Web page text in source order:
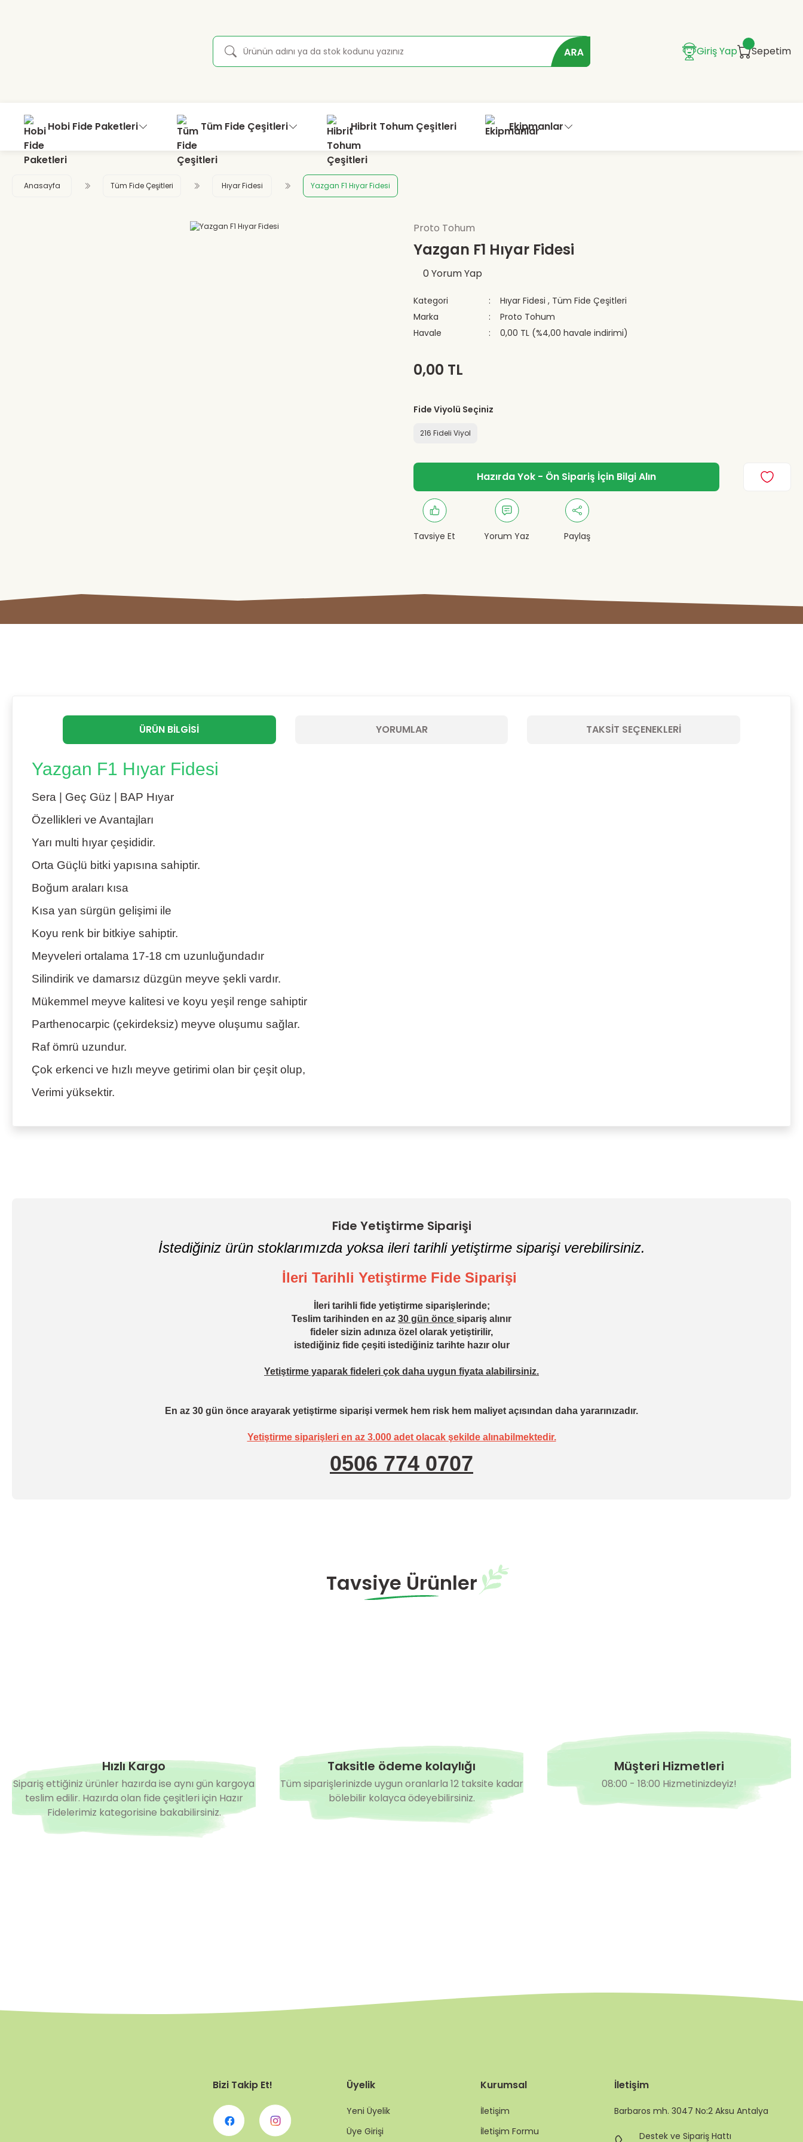
Giriş Yap Sepetim
Hobi Fide Paketleri Tüm Fide Çeşitleri Hibrit Tohum Çeşitleri Ekipmanlar
Anasayfa Tüm Fide Çeşitleri Hıyar Fidesi Yazgan F1 Hıyar Fidesi
Proto Tohum
Yazgan F1 Hıyar Fidesi
0 Yorum Yap
Kategori Hıyar Fidesi , Tüm Fide Çeşitleri
Marka
Proto Tohum
Havale
0,00 TL (%4,00 havale indirimi)
0,00 TL
Fide Viyolü Seçiniz
216 Fideli Viyol
Hazırda Yok - Ön Sipariş İçin Bilgi Alın
Tavsiye Et Yorum Yaz Paylaş
ÜRÜN BILGISI YORUMLAR TAKSIT SEÇENEKLERI
Yazgan F1 Hıyar Fidesi
Sera | Geç Güz | BAP Hıyar
Özellikleri ve Avantajları
Yarı multi hıyar çeşididir.
Orta Güçlü bitki yapısına sahiptir.
Boğum araları kısa
Kısa yan sürgün gelişimi ile
Koyu renk bir bitkiye sahiptir.
Meyveleri ortalama 17-18 cm uzunluğundadır
Silindirik ve damarsız düzgün meyve şekli vardır.
Mükemmel meyve kalitesi ve koyu yeşil renge sahiptir
Parthenocarpic (çekirdeksiz) meyve oluşumu sağlar.
Raf ömrü uzundur.
Çok erkenci ve hızlı meyve getirimi olan bir çeşit olup,
Verimi yüksektir.
Fide Yetiştirme Siparişi
İstediğiniz ürün stoklarımızda yoksa ileri tarihli yetiştirme siparişi verebilirsiniz.
İleri Tarihli Yetiştirme Fide Siparişi
İleri tarihli fide yetiştirme siparişlerinde;
Teslim tarihinden en az 30 gün önce sipariş alınır
fideler sizin adınıza özel olarak yetiştirilir,
istediğiniz fide çeşiti istediğiniz tarihte hazır olur
Yetiştirme yaparak fideleri çok daha uygun fiyata alabilirsiniz.
En az 30 gün önce arayarak yetiştirme siparişi vermek hem risk hem maliyet açısından daha yararınızadır.
Yetiştirme siparişleri en az 3.000 adet olacak şekilde alınabilmektedir.
0506 774 0707
Tavsiye Ürünler
Hızlı Kargo
Sipariş ettiğiniz ürünler hazırda ise aynı gün kargoya
teslim edilir. Hazırda olan fide çeşitleri için Hazır
Fidelerimiz kategorisine bakabilirsiniz.
Taksitle ödeme kolaylığı
Tüm siparişlerinizde uygun oranlarla 12 taksite kadar
bölebilir kolayca ödeyebilirsiniz.
Müşteri Hizmetleri
08:00 - 18:00 Hizmetinizdeyiz!
Bizi Takip Et! Üyelik
Yeni Üyelik
Üye Girişi
Kurumsal
İletişim
İletişim Formu
İletişim
Barbaros mh. 3047 No:2 Aksu Antalya
Destek ve Sipariş Hattı